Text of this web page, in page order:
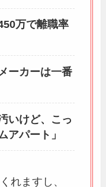
万で離職率
ーカーは一番
いけど、こっ
アパート」
れますし、